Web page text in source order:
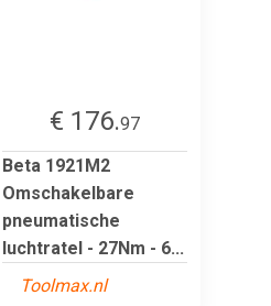
€ 176.97
Beta 1921M2
Omschakelbare
pneumatische
luchtratel - 27Nm - 6...
Toolmax.nl